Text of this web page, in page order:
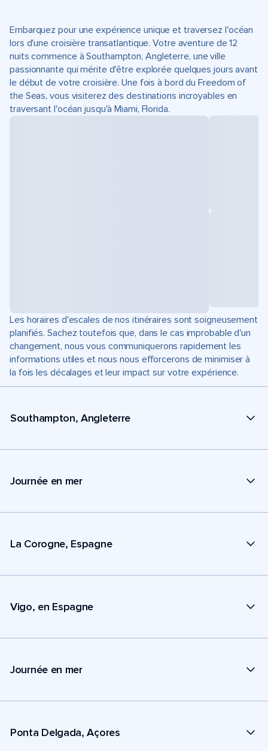
Embarquez pour une expérience unique et traversez l'océan
lors d'une croisière transatlantique. Votre aventure de 12
nuits commence à Southampton, Angleterre, une ville
passionnante qui mérite d'être explorée quelques jours avant
le début de votre croisière. Une fois à bord du Freedom of
the Seas, vous visiterez des destinations incroyables en
traversant l'océan jusqu'à Miami, Florida.
Les horaires d'escales de nos itinéraires sont soigneusement
planifiés. Sachez toutefois que, dans le cas improbable d'un
changement, nous vous communiquerons rapidement les
informations utiles et nous nous efforcerons de minimiser à
la fois les décalages et leur impact sur votre expérience.
Southampton, Angleterre
Journée en mer
La Corogne, Espagne
Vigo, en Espagne
Journée en mer
Ponta Delgada, Açores